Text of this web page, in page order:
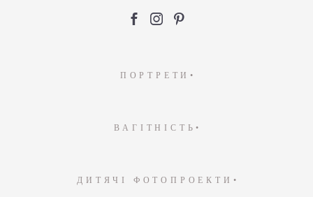
ПОРТРЕТИ•
ВАГІТНІСТЬ•
ДИТЯЧІ ФОТОПРОЕКТИ•